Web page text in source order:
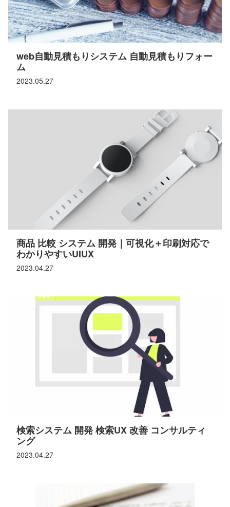
2023.05.27
web自動見積もりシステム 自動見積もりフォー
ム
2023.04.27
商品 比較 システム 開発｜可視化＋印刷対応で
わかりやすいUIUX
2023.04.27
検索システム 開発 検索UX 改善 コンサルティ
ング